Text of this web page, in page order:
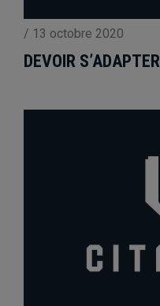
/ 13 octobre 2020
DEVOIR S’ADAPTER